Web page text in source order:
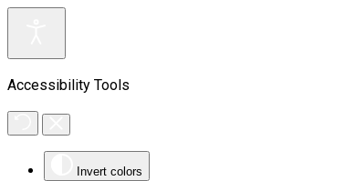
Accessibility Tools
Invert colors